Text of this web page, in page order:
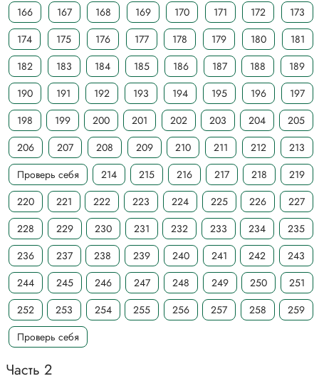
166
167 168 169 170 171 172
173
174
175 176 177 178 179 180
181
182
183 184 185 186 187 188
189
190
191 192 193 194 195 196
197
198
199 200 201 202 203 204
205
206
207 208 209 210 211 212
213
Проверь себя
214 215 216 217 218
219
220
221 222 223 224 225 226
227
228
229 230 231 232 233 234
235
236
237 238 239 240 241 242
243
244
245 246 247 248 249 250
251
252
253 254 255 256 257 258
259
Проверь себя
Часть 2